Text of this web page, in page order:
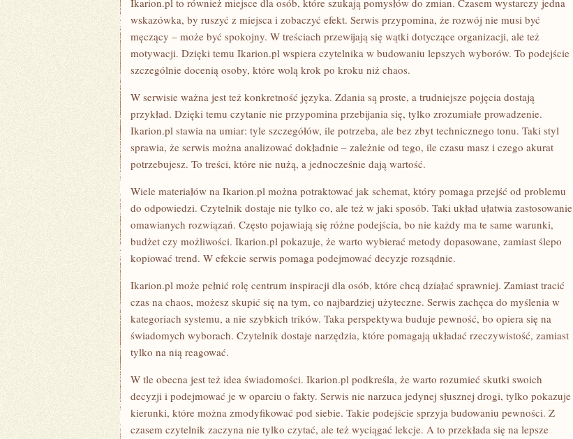
Ikarion.pl to również miejsce dla osób, które szukają pomysłów do zmian. Czasem wystarczy jedna
wskazówka, by ruszyć z miejsca i zobaczyć efekt. Serwis przypomina, że rozwój nie musi być
męczący – może być spokojny. W treściach przewijają się wątki dotyczące organizacji, ale też
motywacji. Dzięki temu Ikarion.pl wspiera czytelnika w budowaniu lepszych wyborów. To podejście
szczególnie docenią osoby, które wolą krok po kroku niż chaos.
W serwisie ważna jest też konkretność języka. Zdania są proste, a trudniejsze pojęcia dostają
przykład. Dzięki temu czytanie nie przypomina przebijania się, tylko zrozumiałe prowadzenie.
Ikarion.pl stawia na umiar: tyle szczegółów, ile potrzeba, ale bez zbyt technicznego tonu. Taki styl
sprawia, że serwis można analizować dokładnie – zależnie od tego, ile czasu masz i czego akurat
potrzebujesz. To treści, które nie nużą, a jednocześnie dają wartość.
Wiele materiałów na Ikarion.pl można potraktować jak schemat, który pomaga przejść od problemu
do odpowiedzi. Czytelnik dostaje nie tylko co, ale też w jaki sposób. Taki układ ułatwia zastosowanie
omawianych rozwiązań. Często pojawiają się różne podejścia, bo nie każdy ma te same warunki,
budżet czy możliwości. Ikarion.pl pokazuje, że warto wybierać metody dopasowane, zamiast ślepo
kopiować trend. W efekcie serwis pomaga podejmować decyzje rozsądnie.
Ikarion.pl może pełnić rolę centrum inspiracji dla osób, które chcą działać sprawniej. Zamiast tracić
czas na chaos, możesz skupić się na tym, co najbardziej użyteczne. Serwis zachęca do myślenia w
kategoriach systemu, a nie szybkich trików. Taka perspektywa buduje pewność, bo opiera się na
świadomych wyborach. Czytelnik dostaje narzędzia, które pomagają układać rzeczywistość, zamiast
tylko na nią reagować.
W tle obecna jest też idea świadomości. Ikarion.pl podkreśla, że warto rozumieć skutki swoich
decyzji i podejmować je w oparciu o fakty. Serwis nie narzuca jedynej słusznej drogi, tylko pokazuje
kierunki, które można zmodyfikować pod siebie. Takie podejście sprzyja budowaniu pewności. Z
czasem czytelnik zaczyna nie tylko czytać, ale też wyciągać lekcje. A to przekłada się na lepsze